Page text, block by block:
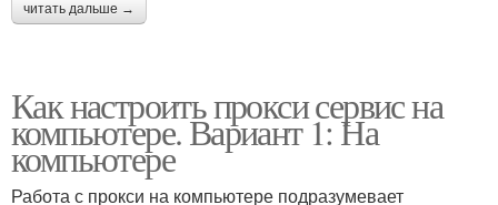
читать дальше →
Как настроить прокси сервис на
компьютере. Вариант 1: На
компьютере
Работа с прокси на компьютере подразумевает